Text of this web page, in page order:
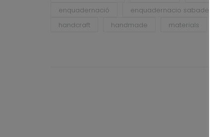
enquadernació
enquadernacio sabadell
handcraft
handmade materials